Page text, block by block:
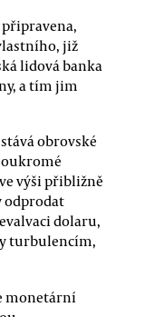
již
lidová banka
a tím jim
obrovské
výši přibližně
odprodat
dolaru,
turbulencím,
monetární